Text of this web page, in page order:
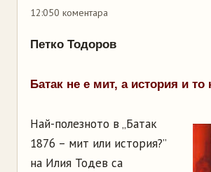
12:050 коментара
Петко Тодоров
Батак не е мит, а история и то
Най-полезното в „Батак
1876 – мит или история?”
на Илия Тодев са